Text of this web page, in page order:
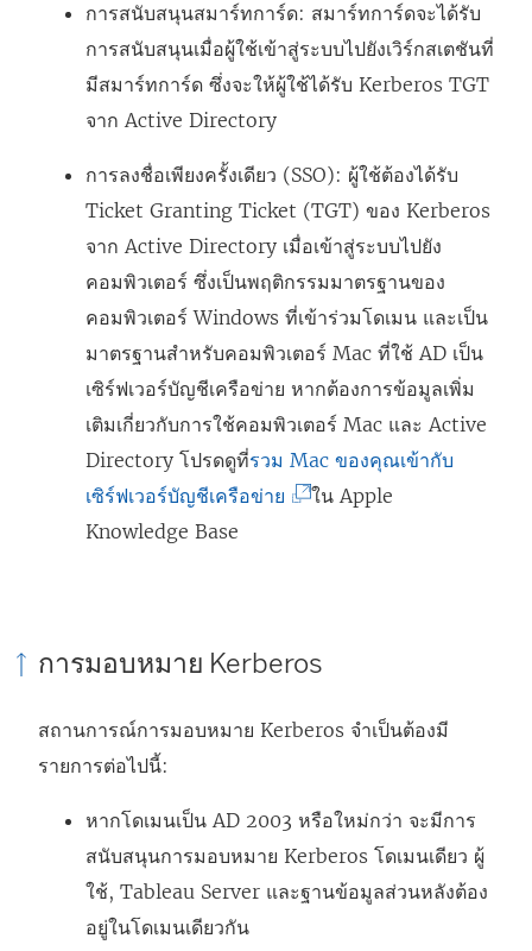
ง
ใ
)
การสนับสนุนสมาร์ทการ์ด: สมาร์ทการ์ดจะได้รับ
การสนับสนุนเมื่อผู้ใช้เข้าสู่ระบบไปยังเวิร์กสเตชันที่
มีสมาร์ทการ์ด ซึ่งจะให้ผู้ใช้ได้รับ Kerberos TGT
จาก Active Directory
การลงชื่อเพียงครั้งเดียว (SSO): ผู้ใช้ต้องได้รับ
Ticket Granting Ticket (TGT) ของ Kerberos
จาก Active Directory เมื่อเข้าสู่ระบบไปยัง
คอมพิวเตอร์ ซึ่งเป็นพฤติกรรมมาตรฐานของ
คอมพิวเตอร์ Windows ที่เข้าร่วมโดเมน และเป็น
มาตรฐานสำหรับคอมพิวเตอร์ Mac ที่ใช้ AD เป็น
เซิร์ฟเวอร์บัญชีเครือข่าย หากต้องการข้อมูลเพิ่ม
เติมเกี่ยวกับการใช้คอมพิวเตอร์ Mac และ Active
Directory โปรดดูที่รวม Mac ของคุณเข้ากับ
เซิร์ฟเวอร์บัญชีเครือข่าย
ะ
ปิ
ใ
น
ห
ใน Apple
Knowledge Base
การมอบหมาย Kerberos
สถานการณ์การมอบหมาย Kerberos จำเป็นต้องมี
รายการต่อไปนี้:
หากโดเมนเป็น AD 2003 หรือใหม่กว่า จะมีการ
สนับสนุนการมอบหมาย Kerberos โดเมนเดียว ผู้
ใช้, Tableau Server และฐานข้อมูลส่วนหลังต้อง
อยู่ในโดเมนเดียวกัน